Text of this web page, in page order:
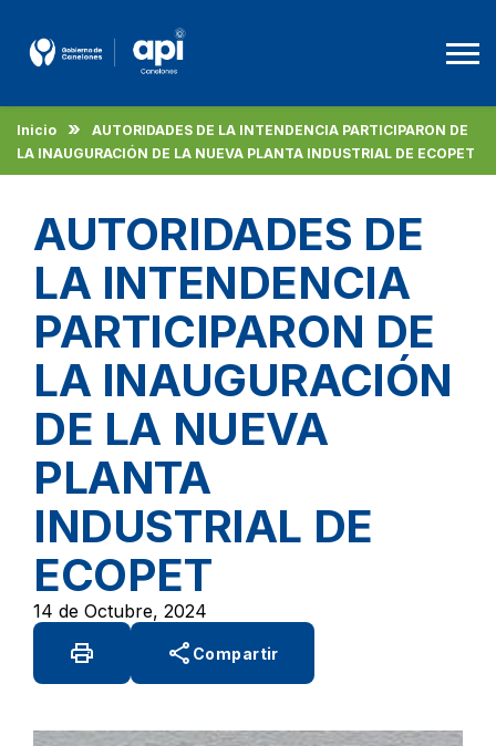
Agencia De Promoción A La Inversión
Empleo
Descargas
Español
Inicio
AUTORIDADES DE LA INTENDENCIA PARTICIPARON DE
LA INAUGURACIÓN DE LA NUEVA PLANTA INDUSTRIAL DE ECOPET
AUTORIDADES DE
LA INTENDENCIA
PARTICIPARON DE
LA INAUGURACIÓN
DE LA NUEVA
PLANTA
INDUSTRIAL DE
ECOPET
14 de Octubre, 2024
print share Compartir